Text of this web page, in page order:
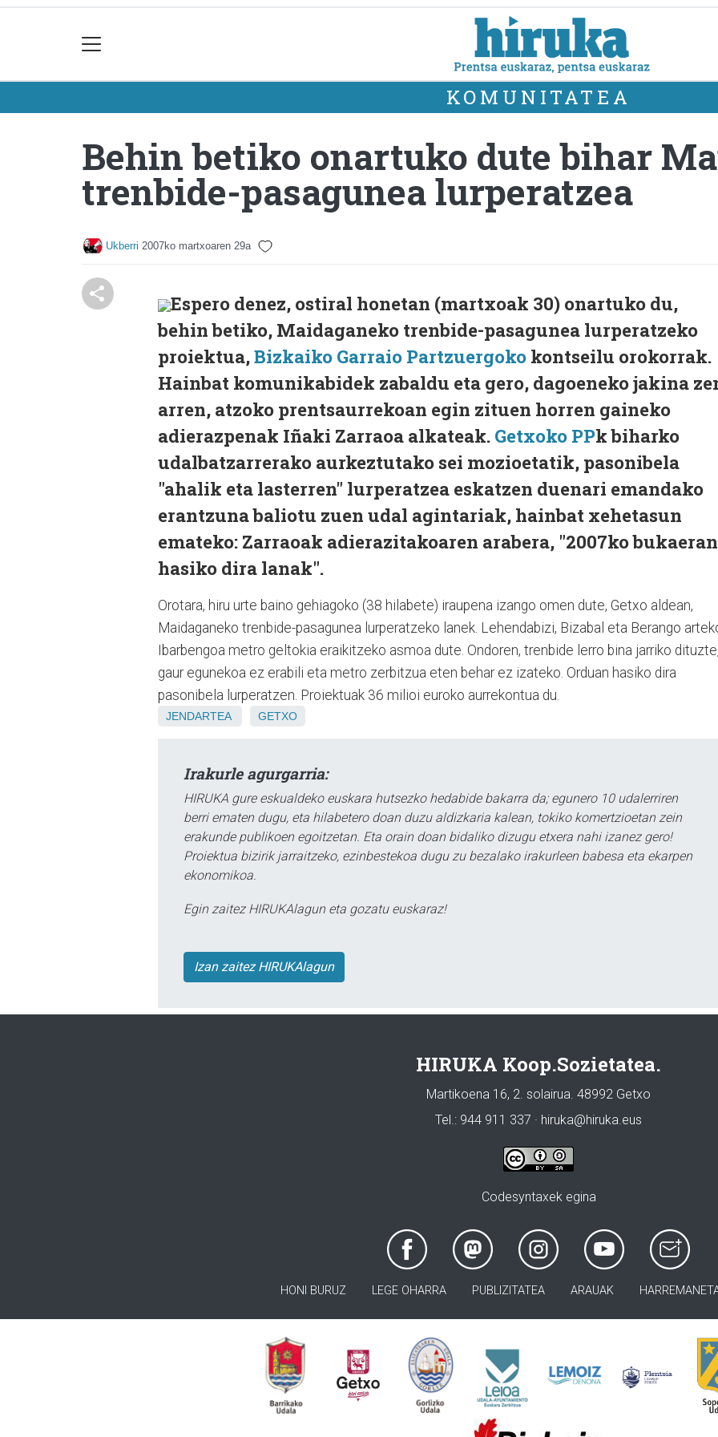
KOMUNITATEA
Behin betiko onartuko dute bihar
trenbide-pasagunea lurperatzea
Ukberri 2007ko martxoaren 29a
Espero denez, ostiral honetan (martxoak 30) onartuko du,
behin betiko, Maidaganeko trenbide-pasagunea lurperatzeko
proiektua,Bizkaiko Garraio Partzuergoko kontseilu orokorrak.
Hainbat komunikabidek zabaldu eta gero, dagoeneko jakina
arren, atzoko prentsaurrekoan egin zituen horren gaineko
adierazpenak Iñaki Zarraoa alkateak. Getxoko PPk biharko
udalbatzarrerako aurkeztutako sei mozioetatik, pasonibela
"ahalik eta lasterren" lurperatzea eskatzen duenari emandako
erantzuna baliotu zuen udal agintariak, hainbat xehetasun
emateko: Zarraoak adierazitakoaren arabera, "2007ko bukaeran
hasiko dira lanak".
Orotara, hiru urte baino gehiagoko (38 hilabete) iraupena izango omen dute, Getxo aldean,
Maidaganeko trenbide-pasagunea lurperatzeko lanek. Lehendabizi, Bizabal eta Berango
Ibarbengoa metro geltokia eraikitzeko asmoa dute. Ondoren, trenbide lerro bina jarriko dituzte,
gaur egunekoa ez erabili eta metro zerbitzua eten behar ez izateko. Orduan hasiko dira
pasonibela lurperatzen. Proiektuak 36 milioi euroko aurrekontua du.
JENDARTEA GETXO
Irakurle agurgarria:
HIRUKA gure eskualdeko euskara hutsezko hedabide bakarra da; egunero 10 udalerriren
berri ematen dugu, eta hilabetero doan duzu aldizkaria kalean, tokiko komertzioetan zein
erakunde publikoen egoitzetan. Eta orain doan bidaliko dizugu etxera nahi izanez gero!
Proiektua bizirik jarraitzeko, ezinbestekoa dugu zu bezalako irakurleen babesa eta ekarpen
ekonomikoa.
Egin zaitez HIRUKAlagun eta gozatu euskaraz!
Izan zaitez HIRUKAlagun
HIRUKA Koop.Sozietatea.
Martikoena 16, 2. solairua. 48992 Getxo
Tel.: 944 911 337 · hiruka@hiruka.eus
Codesyntaxek egina
HONI BURUZ LEGE OHARRA PUBLIZITATEA ARAUAK